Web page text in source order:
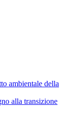
ambientale della
alla transizione